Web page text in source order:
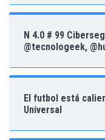
N 4.0 # 99
@tecnologeek,
El futbol está
Universal